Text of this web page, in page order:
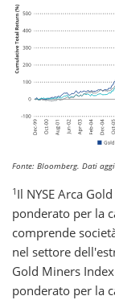
Fonte: Bloomberg. Dati
1 Il NYSE Arca
ponderato per la
comprende
nel settore
Gold Miners
ponderato per la